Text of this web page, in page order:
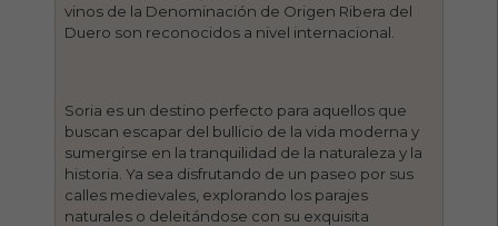
vinos de la Denominación de Origen Ribera del
Duero son reconocidos a nivel internacional.
Soria es un destino perfecto para aquellos que
buscan escapar del bullicio de la vida moderna y
sumergirse en la tranquilidad de la naturaleza y la
historia. Ya sea disfrutando de un paseo por sus
calles medievales, explorando los parajes
naturales o deleitándose con su exquisita